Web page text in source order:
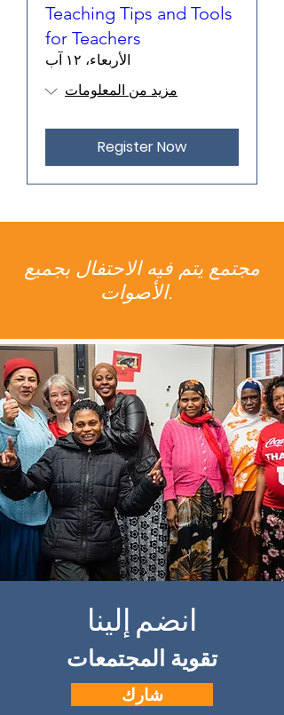
Teaching Tips and Tools
for Teachers
الأربعاء، ١٢ آب
مزيد من المعلومات
Register Now
مجتمع يتم فيه الاحتفال بجميع
الأصوات.
انضم إلينا
تقوية المجتمعات
شارك